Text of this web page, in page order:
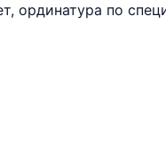
ординатура по